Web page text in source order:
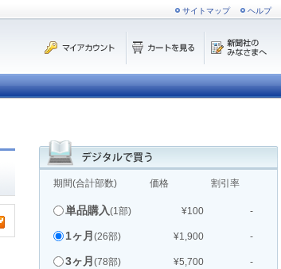
サイトマップ ヘルプ
期間(合計部数) 価格 割引率
単品購入(1部) ¥100 -
1ヶ月 (26部) ¥1,900 -
3ヶ月 (78部) ¥5,700 -